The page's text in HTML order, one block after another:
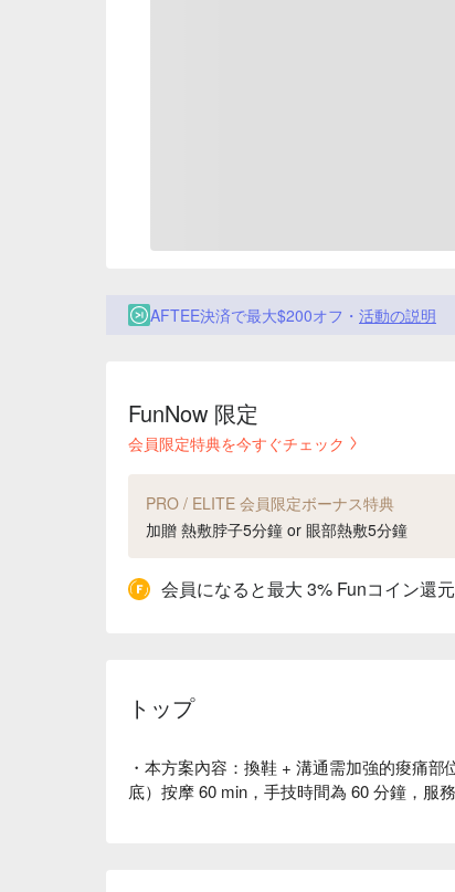
AFTEE決済で最大$200オフ・ 活動の説明
FunNow 限定
会員限定特典を今すぐチェック
PRO / ELITE 会員限定ボーナス特典
加贈 熱敷脖子5分鐘 or 眼部熱敷5分鐘
会員になると最大 3% Funコイン還元
トップ
・本方案內容：換鞋 + 溝通需加強的痠痛
底）按摩 60 min，手技時間為 60 分鐘，服